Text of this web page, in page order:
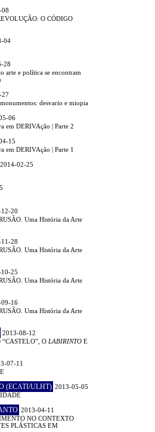
08
O CÓDIGO
04
28
arte e política se encontram
27
desvario e miopia
06
em DERIVAção | Parte 2
15
em DERIVAção | Parte 1
2014-02-25
20
Uma História da Arte
28
Uma História da Arte
25
Uma História da Arte
16
Uma História da Arte
2013-08-12
“CASTELO”, O LABIRINTO E
07-11
(ECATI/ULHT) 2013-05-05
2013-04-11
NO CONTEXTO
PLÁSTICAS EM